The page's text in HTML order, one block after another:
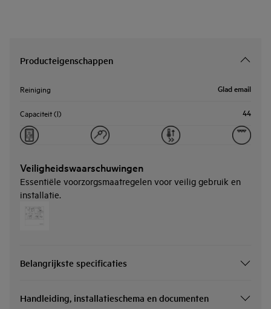
Producteigenschappen
Reiniging Glad email
Capaciteit (l) 44
Veiligheidswaarschuwingen
Essentiële voorzorgsmaatregelen voor veilig gebruik en
installatie.
Belangrijkste specificaties
Handleiding, installatieschema en documenten